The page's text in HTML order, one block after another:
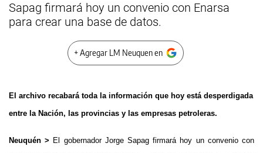
Sapag firmará hoy un convenio con Enarsa
para crear una base de datos.
+ Agregar LM Neuquen en
El archivo recabará toda la información que hoy está desperdigada
entre la Nación, las provincias y las empresas petroleras.
Neuquén > El gobernador Jorge Sapag firmará hoy un convenio con